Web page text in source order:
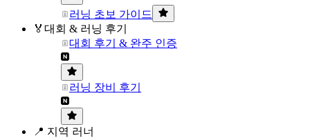
러닝 초보 가이드
🏅대회 & 러닝 후기
대회 후기 & 완주 인증
러닝 장비 후기
📍 지역 러너